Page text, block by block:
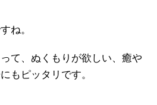
ね。
て、ぬくもりが欲しい、癒や
もピッタリです。